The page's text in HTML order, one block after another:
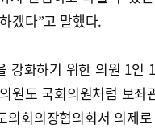
겠다”고 말했다.
강화하기 위한 의원 1인
원도 국회의원처럼 보
의회의장협의회서 의제